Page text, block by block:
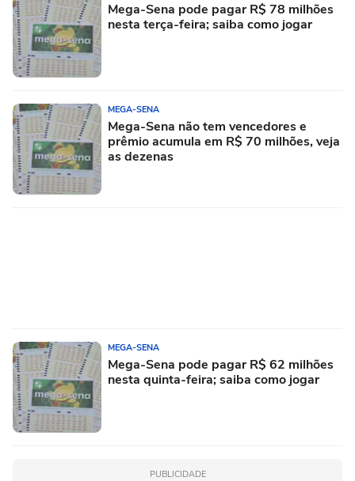
Mega-Sena pode pagar R$ 78 milhões
nesta terça-feira; saiba como jogar
MEGA-SENA
Mega-Sena não tem vencedores e
prêmio acumula em R$ 70 milhões, veja
as dezenas
MEGA-SENA
Mega-Sena pode pagar R$ 62 milhões
nesta quinta-feira; saiba como jogar
PUBLICIDADE